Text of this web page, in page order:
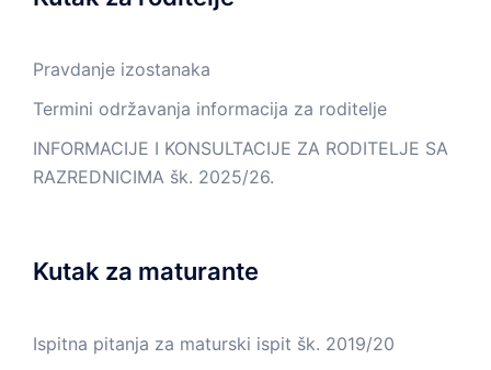
Pravdanje izostanaka
Termini održavanja informacija za roditelje
INFORMACIJE I KONSULTACIJE ZA RODITELJE SA
RAZREDNICIMA šk. 2025/26.
Kutak za maturante
Ispitna pitanja za maturski ispit šk. 2019/20